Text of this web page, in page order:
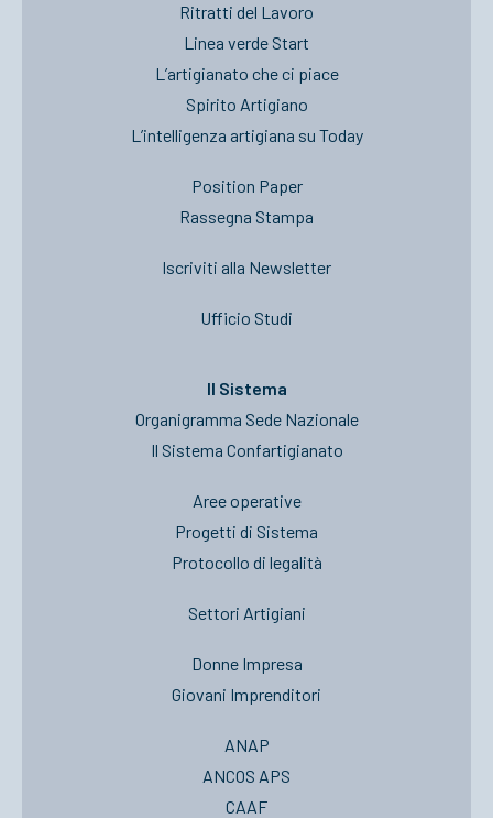
Ritratti del Lavoro
Linea verde Start
L’artigianato che ci piace
Spirito Artigiano
L’intelligenza artigiana su Today
Position Paper
Rassegna Stampa
Iscriviti alla Newsletter
Ufficio Studi
Il Sistema
Organigramma Sede Nazionale
Il Sistema Confartigianato
Aree operative
Progetti di Sistema
Protocollo di legalità
Settori Artigiani
Donne Impresa
Giovani Imprenditori
ANAP
ANCOS APS
CAAF